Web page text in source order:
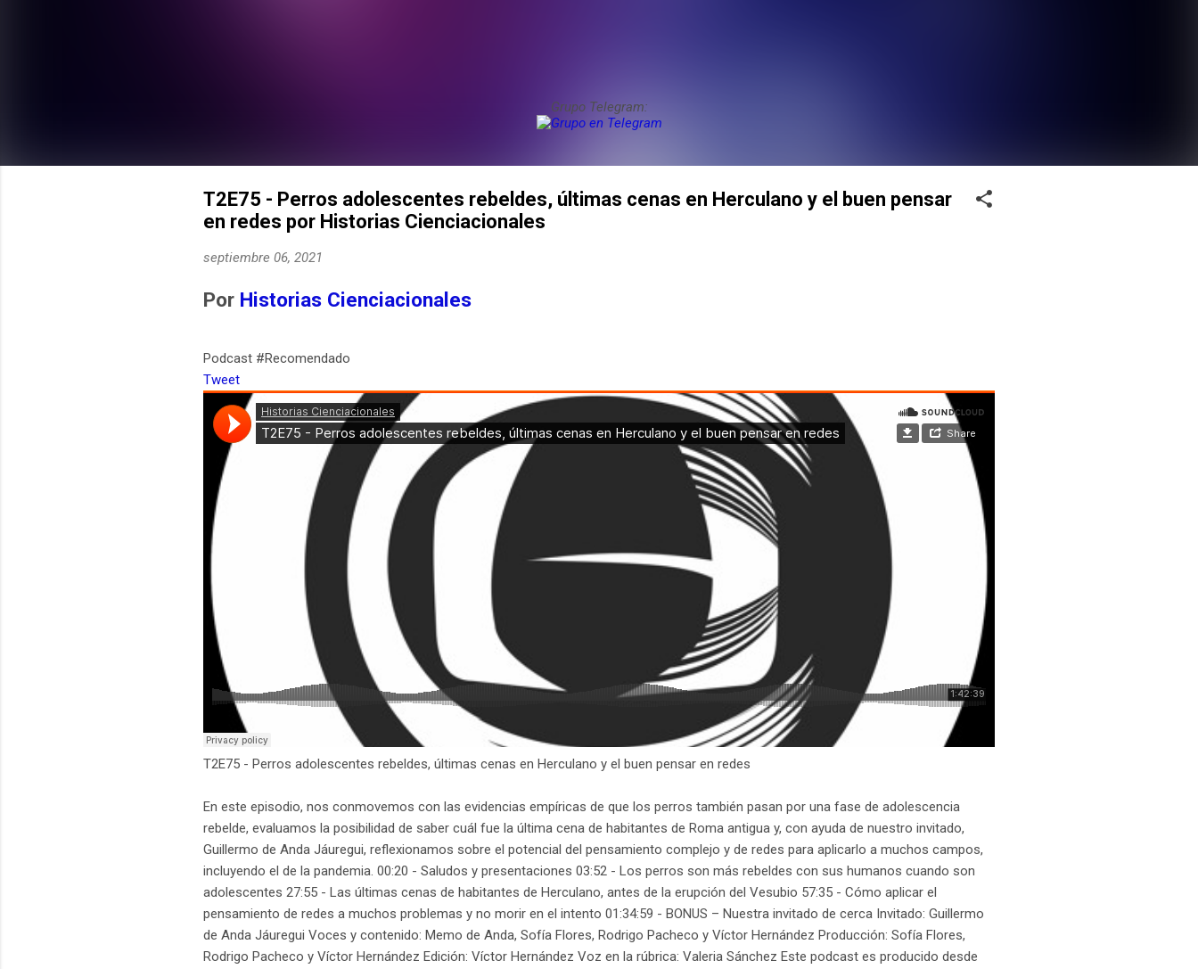
Grupo Telegram:
T2E75 - Perros adolescentes rebeldes, últimas cenas en Herculano y el buen pensar
en redes por Historias Cienciacionales
septiembre 06, 2021
Por Historias Cienciacionales
Podcast #Recomendado
Tweet
T2E75 - Perros adolescentes rebeldes, últimas cenas en Herculano y el buen pensar en redes
En este episodio, nos conmovemos con las evidencias empíricas de que los perros también pasan por una fase de adolescencia
rebelde, evaluamos la posibilidad de saber cuál fue la última cena de habitantes de Roma antigua y, con ayuda de nuestro invitado,
Guillermo de Anda Jáuregui, reflexionamos sobre el potencial del pensamiento complejo y de redes para aplicarlo a muchos campos,
incluyendo el de la pandemia. 00:20 - Saludos y presentaciones 03:52 - Los perros son más rebeldes con sus humanos cuando son
adolescentes 27:55 - Las últimas cenas de habitantes de Herculano, antes de la erupción del Vesubio 57:35 - Cómo aplicar el
pensamiento de redes a muchos problemas y no morir en el intento 01:34:59 - BONUS – Nuestra invitado de cerca Invitado: Guillermo
de Anda Jáuregui Voces y contenido: Memo de Anda, Sofía Flores, Rodrigo Pacheco y Víctor Hernández Producción: Sofía Flores,
Rodrigo Pacheco y Víctor Hernández Edición: Víctor Hernández Voz en la rúbrica: Valeria Sánchez Este podcast es producido desde